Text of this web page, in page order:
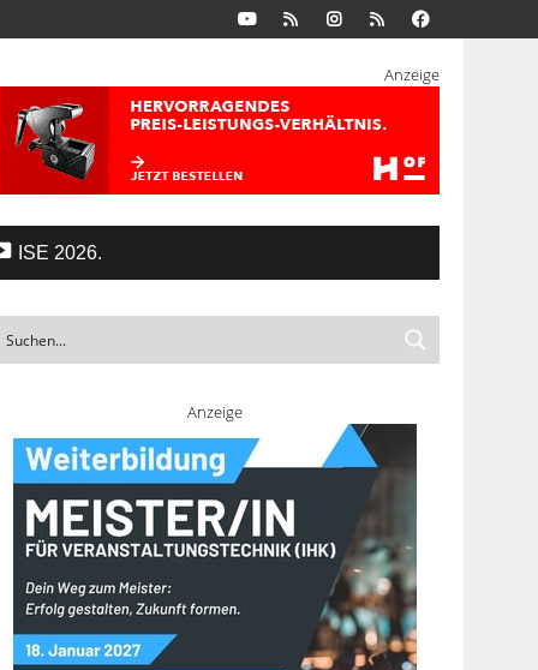
Anzeige
ISE 2026.
Anzeige